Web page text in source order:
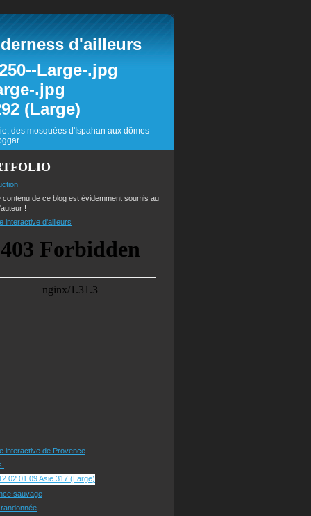
d'ailleurs
des mosquées d'Ispahan aux dômes
contenu de ce blog est évidemment soumis au
!
interactive d'ailleurs
interactive de Provence
sauvage